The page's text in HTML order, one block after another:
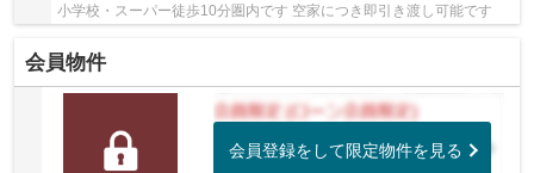
小学校・スーパー徒歩10分圏内です 空家につき即引き渡し可能です
会員物件
会員登録をして限定物件を見る